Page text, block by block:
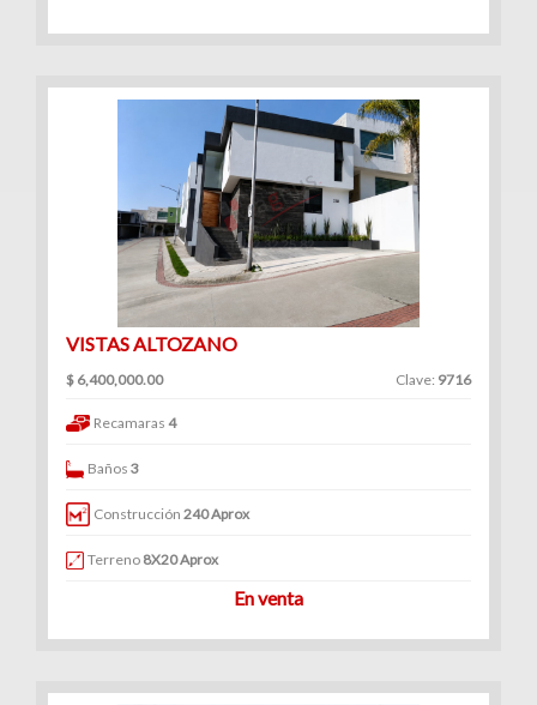
VISTAS ALTOZANO
$ 6,400,000.00 Clave: 9716
Recamaras 4
Baños3
Construcción 240 Aprox
Terreno 8X20 Aprox
En venta